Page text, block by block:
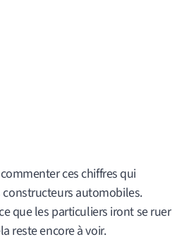
ces chiffres qui
constructeurs automobiles.
que les particuliers iront se ruer
reste encore à voir.